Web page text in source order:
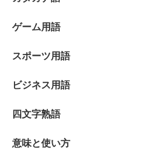
ゲーム用語
スポーツ用語
ビジネス用語
四文字熟語
意味と使い方